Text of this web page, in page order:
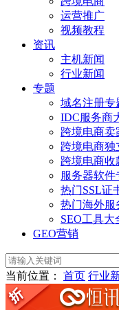
运营推广
视频教程
资讯
主机新闻
行业新闻
专题
域名注册专
IDC服务商
跨境电商卖
跨境电商独
跨境电商收
服务器软件
热门SSL证
热门海外服
SEO工具大
GEO营销
当前位置 ： 首页 行业